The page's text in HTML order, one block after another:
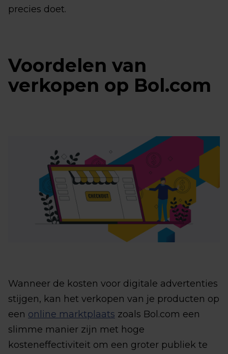
precies doet.
Voordelen van
verkopen op Bol.com
Wanneer de kosten voor digitale advertenties
stijgen, kan het verkopen van je producten op
een online marktplaats zoals Bol.com een
slimme manier zijn met hoge
kosteneffectiviteit om een groter publiek te